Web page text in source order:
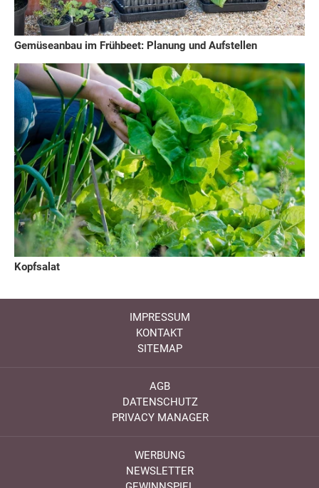
Gemüseanbau im Frühbeet: Planung und Aufstellen
Kopfsalat
IMPRESSUM
KONTAKT
SITEMAP
AGB
DATENSCHUTZ
PRIVACY MANAGER
WERBUNG
NEWSLETTER